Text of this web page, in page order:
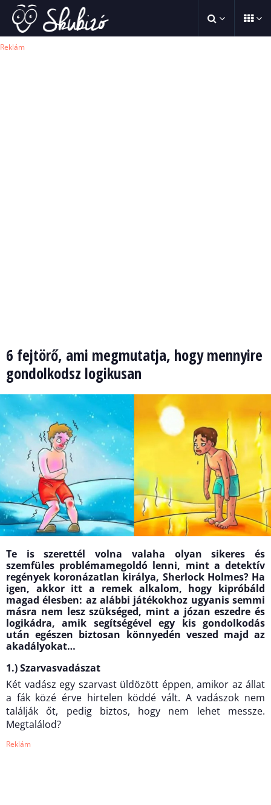
Reklám
6 fejtörő, ami megmutatja, hogy mennyire
gondolkodsz logikusan
Te is szerettél volna valaha olyan sikeres és
szemfüles problémamegoldó lenni, mint a detektív
regények koronázatlan királya, Sherlock Holmes? Ha
igen, akkor itt a remek alkalom, hogy kipróbáld
magad élesben: az alábbi játékokhoz ugyanis semmi
másra nem lesz szükséged, mint a józan eszedre és
logikádra, amik segítségével egy kis gondolkodás
után egészen biztosan könnyedén veszed majd az
akadályokat…
1.) Szarvasvadászat
Két vadász egy szarvast üldözött éppen, amikor az állat
a fák közé érve hirtelen köddé vált. A vadászok nem
találják őt, pedig biztos, hogy nem lehet messze.
Megtalálod?
Reklám